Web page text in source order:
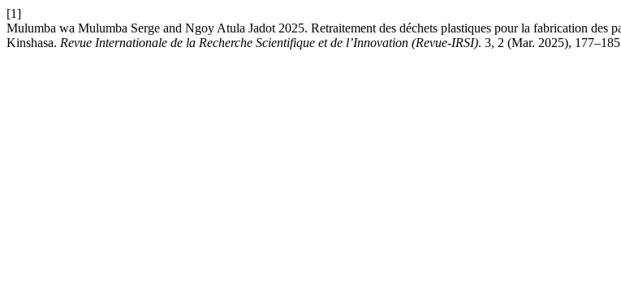
[1]
Mulumba wa Mulumba Serge and Ngoy Atula Jadot 2025. Retraitement des déchets plastiques pour la fabrication des
Kinshasa. Revue Internationale de la Recherche Scientifique et de l’Innovation (Revue-IRSI). 3, 2 (Mar. 2025),